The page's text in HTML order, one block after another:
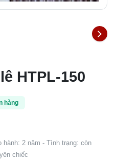
HTPL-150
hàng
hành: 2 năm - Tình trạng: còn
chiếc